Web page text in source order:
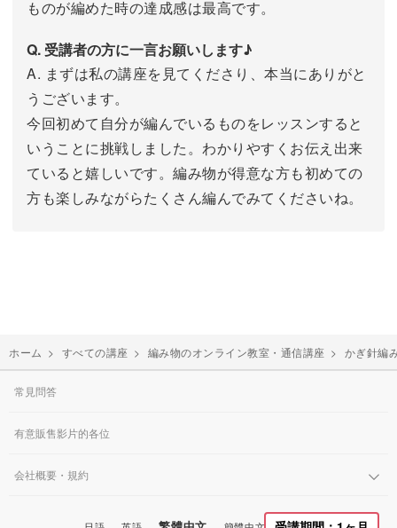
ものが編めた時の達成感は最高です。
Q. 受講者の方に一言お願いします♪
A. まずは私の講座を見てくださり、本当にありがと
うございます。
今回初めて自分が編んでいるものをレッスンすると
いうことに挑戦しました。わかりやすくお伝え出来
ていると嬉しいです。編み物が得意な方も初めての
方も楽しみながらたくさん編んでみてくださいね。
ホーム > すべての講座 > 編み物のオンライン教室・通信講座 > かぎ針編
常見問答
有意販售影片的各位
会社概要・規約